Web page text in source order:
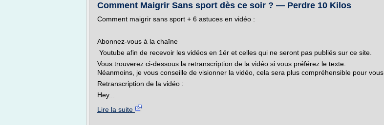
Comment Maigrir Sans sport dès ce soir ? — Perdre 10 Kilos
Comment maigrir sans sport + 6 astuces en vidéo :
Abonnez-vous à la chaîne
Youtube afin de recevoir les vidéos en 1ér et celles qui ne seront pas publiés sur ce site.
Vous trouverez ci-dessous la retranscription de la vidéo si vous préférez le texte.
Néanmoins, je vous conseille de visionner la vidéo, cela sera plus compréhensible pour vous.
Retranscription de la vidéo :
Hey...
Lire la suite